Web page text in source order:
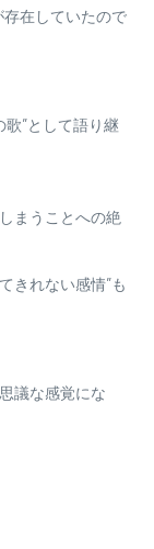
存在していたので
”として語り継
まうことへの絶
きれない感情”も
議な感覚にな